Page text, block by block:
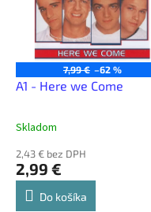
7,99 € –62 %
A1 - Here we Come
Skladom
2,43 € bez DPH
2,99 €
Do košíka